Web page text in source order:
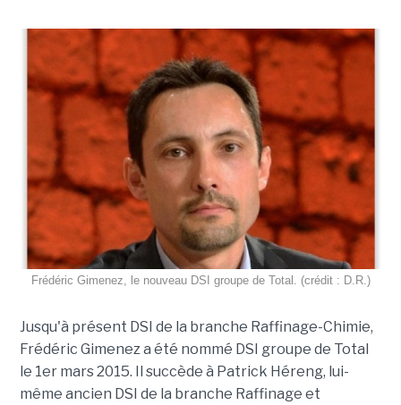
Frédéric Gimenez, le nouveau DSI groupe de Total. (crédit : D.R.)
Jusqu'à présent DSI de la branche Raffinage-Chimie,
Frédéric Gimenez a été nommé DSI groupe de Total
le 1er mars 2015. Il succède à Patrick Héreng, lui-
même ancien DSI de la branche Raffinage et